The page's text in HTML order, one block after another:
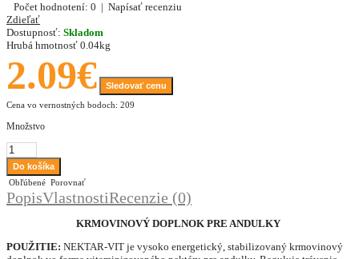
Počet hodnotení: 0 | Napísať recenziu
Zdieľať
Dostupnosť: Skladom
Hrubá hmotnosť 0.04kg
2.09€
Sledovať cenu
Cena vo vernostných bodoch: 209
Množstvo
Obľúbené Porovnať
PopisVlastnostiRecenzie (0)
KRMOVINOVÝ DOPLNOK PRE ANDULKY
POUŽITIE: NEKTAR-VIT je vysoko energetický, stabilizovaný krmovinový